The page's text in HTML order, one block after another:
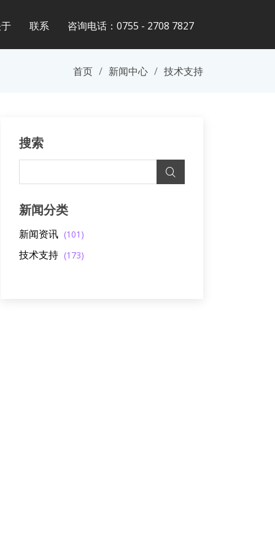
联系 咨询电话：0755 - 2708 7827
首页 新闻中心 技术支持
搜索
新闻分类
新闻资讯 (101)
技术支持 (173)